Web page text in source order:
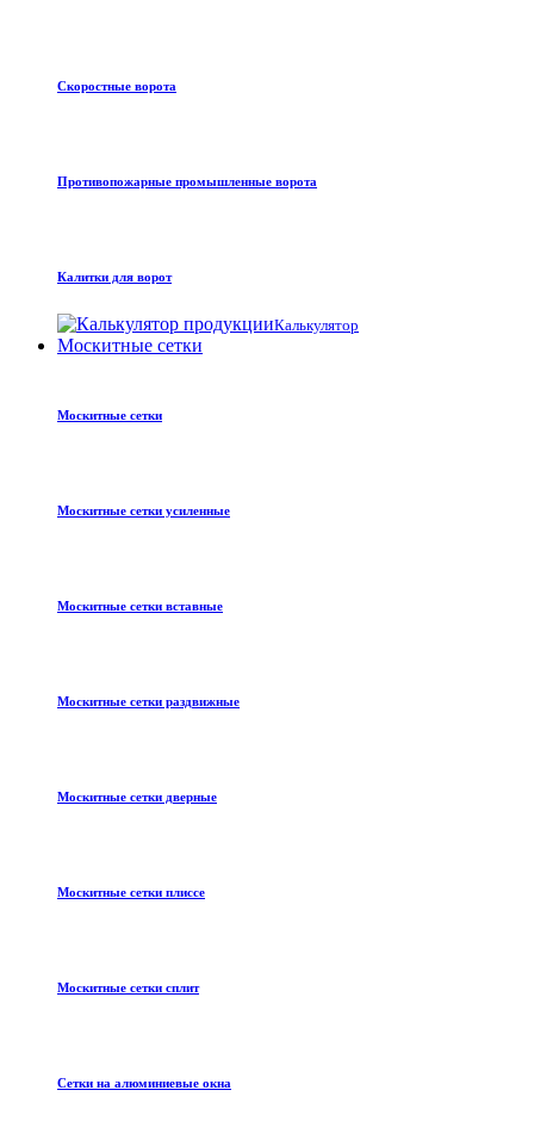
Скоростные ворота
Противопожарные промышленные ворота
Калитки для ворот
Калькулятор
Москитные сетки
Москитные сетки
Москитные сетки усиленные
Москитные сетки вставные
Москитные сетки раздвижные
Москитные сетки дверные
Москитные сетки плиссе
Москитные сетки сплит
Сетки на алюминиевые окна